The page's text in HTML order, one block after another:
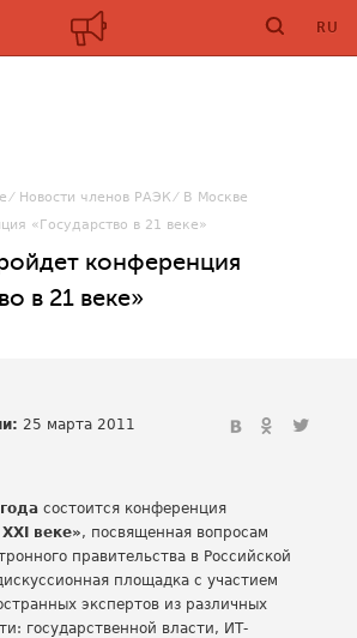
RU
Новости членов РАЭК
В Москве
«Государство в 21 веке»
конференция
в 21 веке»
25 марта 2011
состоится конференция
веке», посвященная вопросам
правительства в Российской
площадка с участием
экспертов из различных
государственной власти, ИТ-